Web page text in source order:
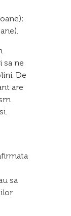
sa ne
De
are
sa